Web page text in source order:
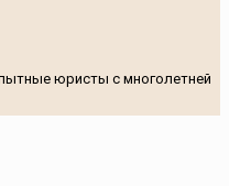
юристы с многолетней